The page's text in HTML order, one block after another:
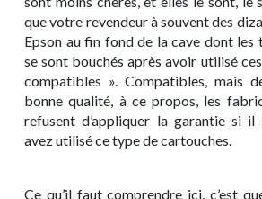
que votre revendeur à souvent des
Epson au fin fond de la cave dont les
se sont bouchés après avoir utilisé
compatibles ». Compatibles, mais
bonne qualité, à ce propos, les
refusent d’appliquer la garantie si il
avez utilisé ce type de cartouches.
Ce qu’il faut comprendre ici, c’est